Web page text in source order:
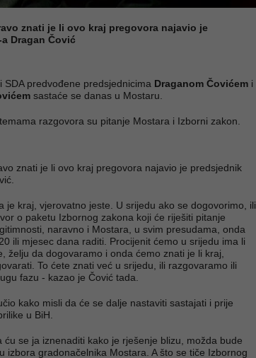
znati je li ovo kraj pregovora najavio je
Dragan Čović
SDA predvođene predsjednicima Draganom Čovićem i
sastaće se danas u Mostaru.
razgovora su pitanje Mostara i Izborni zakon.
znati je li ovo kraj pregovora najavio je predsjednik
je kraj, vjerovatno jeste. U srijedu ako se dogovorimo, ili
o paketu Izbornog zakona koji će riješiti pitanje
naravno i Mostara, u svim presudama, onda
ili mjesec dana raditi. Procijenit ćemo u srijedu ima li
želju da dogovaramo i onda ćemo znati je li kraj,
To ćete znati već u srijedu, ili razgovaramo ili
fazu - kazao je Čović tada.
kako misli da će se dalje nastaviti sastajati i prije
u BiH.
ću se ja iznenaditi kako je rješenje blizu, možda bude
izbora gradonačelnika Mostara. A što se tiče Izbornog